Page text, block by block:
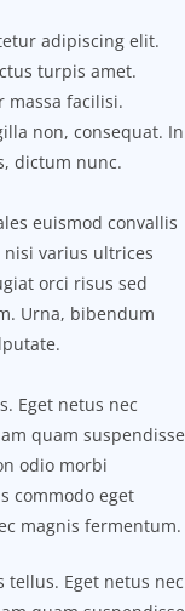
adipiscing elit.
turpis amet.
massa facilisi.
non, consequat. In
dictum nunc.
euismod convallis
varius ultrices
orci risus sed
Urna, bibendum
Eget netus nec
quam suspendisse
odio morbi
commodo eget
magnis fermentum.
tellus. Eget netus nec